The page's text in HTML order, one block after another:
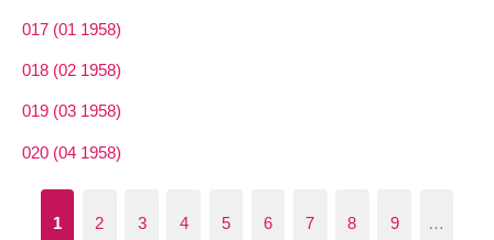
017 (01 1958)
018 (02 1958)
019 (03 1958)
020 (04 1958)
1 2 3 4 5 6 7 8 9 …